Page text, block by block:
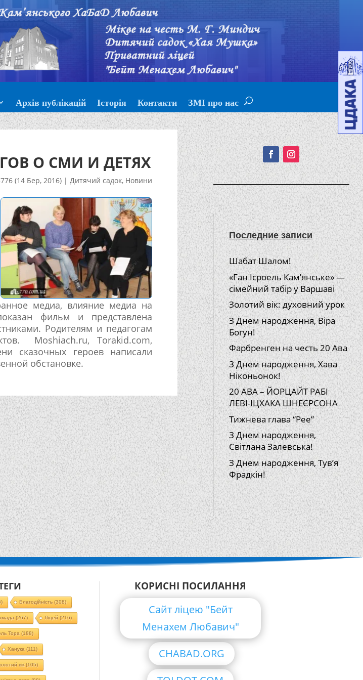
Архів публікацій Історія Контакти ЗМІ про нас
О СМИ И ДЕТЯХ
(14 Бер, 2016)| Дитячий садок, Новини
медиа, влияние медиа на
фильм и представлена
Родителям и педагогам
Moshiach.ru, Torakid.com,
сказочных героев написали
обстановке.
Подписывайтесь!
Последние записи
Шабат Шалом!
«Ган Ісроель Кам’янське» —
сімейний табір у Варшаві
Золотий вік: духовний урок
З Днем народження, Віра
Богун!
Фарбренген на честь 20 Ава
З Днем народження, Хава
Ніконьонок!
20 АВА – ЙОРЦАЙТ РАБІ
ЛЕВІ-ІЦХАКА ШНЕЄРСОНА
Тижнева глава “Рее”
З Днем народження,
Світлана Залевська!
З Днем народження, Тув’я
Фрадкін!
Благодійність (308)
(267) Ліцей (216)
Тора (188)
Ханука (111)
вік(105)
КОРИСНІ ПОСИЛАННЯ
Сайт ліцею "Бейт
Менахем Любавич"
CHABAD.ORG